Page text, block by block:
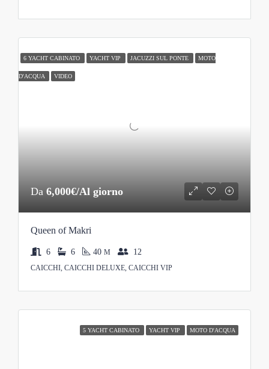
6 YACHT CABINATO YACHT VIP JACUZZI SUL PONTE MOTO
D'ACQUA VIDEO
Da 6,000€/Al giorno
Queen of Makri
6 6 40 M 12
CAICCHI, CAICCHI DELUXE, CAICCHI VIP
5 YACHT CABINATO YACHT VIP MOTO D'ACQUA